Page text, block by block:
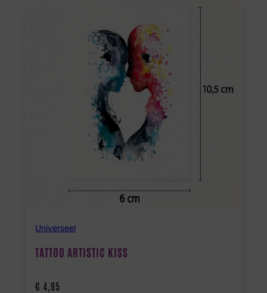
Universeel
TATTOO ARTISTIC KISS
€ 4,95